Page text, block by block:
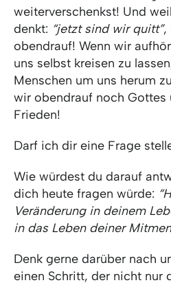
weiterverschenkst! Und
denkt: “jetzt sind wir quitt”,
obendrauf! Wenn wir
uns selbst kreisen zu
Menschen um uns herum
wir obendrauf noch Gottes
Frieden!
Darf ich dir eine Frage
Wie würdest du darauf
dich heute fragen würde:
Veränderung in deinem
in das Leben deiner
Denk gerne darüber nach
einen Schritt, der nicht nur